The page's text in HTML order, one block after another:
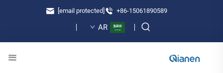
+86-15061890589
[email protected]
AR